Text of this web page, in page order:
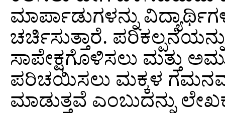
ಮಾರ್ಪಾಡುಗಳನ್ನು
ಚರ್ಚಿಸುತ್ತಾರೆ.
ಸಾಪೇಕ್ಷಗೊಳಿಸಲು ಮತ್ತು
ಪರಿಚಯಿಸಲು ಮಕ್ಕಳ
ಮಾಡುತ್ತವೆ ಎಂಬುದನ್ನು